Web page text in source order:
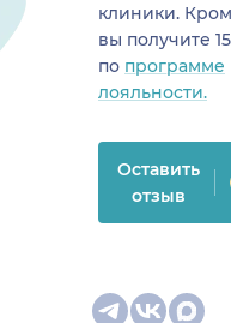
клиники.
вы получите
по программе
лояльности.
Оставить
отзыв